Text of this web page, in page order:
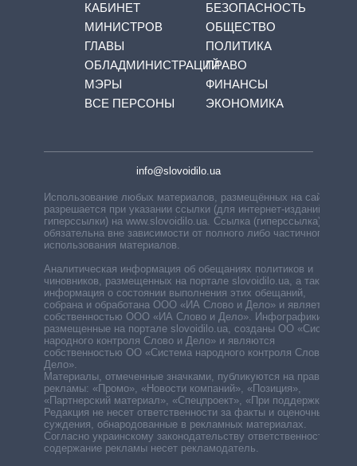
КАБИНЕТ
МИНИСТРОВ
ГЛАВЫ
ОБЛАДМИНИСТРАЦИЙ
МЭРЫ
ВСЕ ПЕРСОНЫ
БЕЗОПАСНОСТЬ
ОБЩЕСТВО
ПОЛИТИКА
ПРАВО
ФИНАНСЫ
ЭКОНОМИКА
info@slovoidilo.ua
Использование любых материалов, размещённых на сайте,
разрешается при указании ссылки (для интернет-изданий —
гиперссылки) на www.slovoidilo.ua. Ссылка (гиперссылка)
обязательна вне зависимости от полного либо частичного
использования материалов.
Аналитическая информация об обещаниях политиков и
чиновников, размещенных на портале slovoidilo.ua, а также
информация о состоянии выполнения этих обещаний,
собрана и обработана ООО «ИА Слово и Дело» и является
собственностью ООО «ИА Слово и Дело». Инфографики,
размещенные на портале slovoidilo.ua, созданы ОО «Система
народного контроля Слово и Дело» и являются
собственностью ОО «Система народного контроля Слово и
Дело».
Материалы, отмеченные значками, публикуются на правах
рекламы: «Промо», «Новости компаний», «Позиция»,
«Партнерский материал», «Спецпроект», «При поддержке».
Редакция не несет ответственности за факты и оценочные
суждения, обнародованные в рекламных материалах.
Согласно украинскому законодательству ответственность за
содержание рекламы несет рекламодатель.